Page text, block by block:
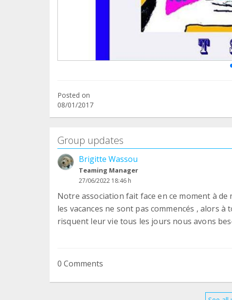
Posted on
08/01/2017
Group updates
Brigitte Wassou
Teaming Manager
27/06/2022 18:46 h
Notre association fait face en ce moment à
les vacances ne sont pas commencés , alors
risquent leur vie tous les jours nous avons
0 Comments